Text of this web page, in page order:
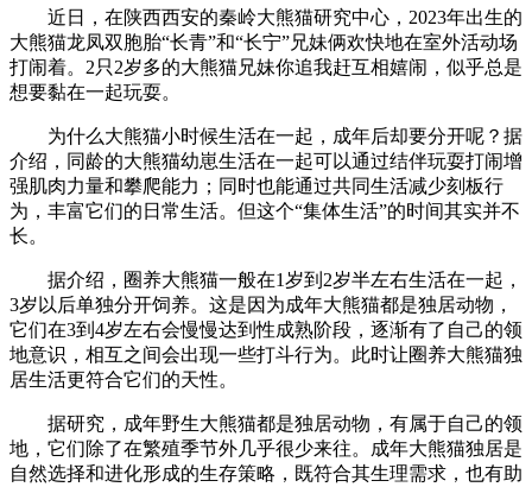
近日，在陕西西安的秦岭大熊猫研究中心，2023年出生的
大熊猫龙凤双胞胎“长青”和“长宁”兄妹俩欢快地在室外活动场
打闹着。2只2岁多的大熊猫兄妹你追我赶互相嬉闹，似乎总是
想要黏在一起玩耍。
为什么大熊猫小时候生活在一起，成年后却要分开呢？据
介绍，同龄的大熊猫幼崽生活在一起可以通过结伴玩耍打闹增
强肌肉力量和攀爬能力；同时也能通过共同生活减少刻板行
为，丰富它们的日常生活。但这个“集体生活”的时间其实并不
长。
据介绍，圈养大熊猫一般在1岁到2岁半左右生活在一起，
3岁以后单独分开饲养。这是因为成年大熊猫都是独居动物，
它们在3到4岁左右会慢慢达到性成熟阶段，逐渐有了自己的领
地意识，相互之间会出现一些打斗行为。此时让圈养大熊猫独
居生活更符合它们的天性。
据研究，成年野生大熊猫都是独居动物，有属于自己的领
地，它们除了在繁殖季节外几乎很少来往。成年大熊猫独居是
自然选择和进化形成的生存策略，既符合其生理需求，也有助